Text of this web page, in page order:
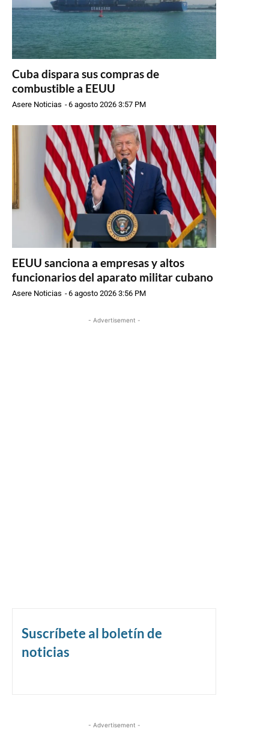
Cuba dispara sus compras de
combustible a EEUU
Asere Noticias -6 agosto 2026 3:57 PM
EEUU sanciona a empresas y altos
funcionarios del aparato militar cubano
Asere Noticias -6 agosto 2026 3:56 PM
- Advertisement -
Suscríbete al boletín de
noticias
- Advertisement -